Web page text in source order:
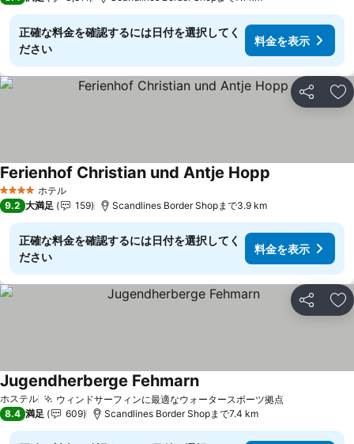
正確な料金を確認するには日付を選択してく
ださい
料金を表示
シェア お
4 ホテルのランク
ホテル
Ferienhof Christian und Antje Hopp
9.2 大満足 159 Scandlines Border Shopまで3.9 km
正確な料金を確認するには日付を選択してく
ださい
料金を表示
シェア お
ホステル ウィンドサーフィンに最適なウォータースポーツ拠点料金を表示
Jugendherberge Fehmarn料金を表示
8.4 満足 609 Scandlines Border Shopまで7.4 km